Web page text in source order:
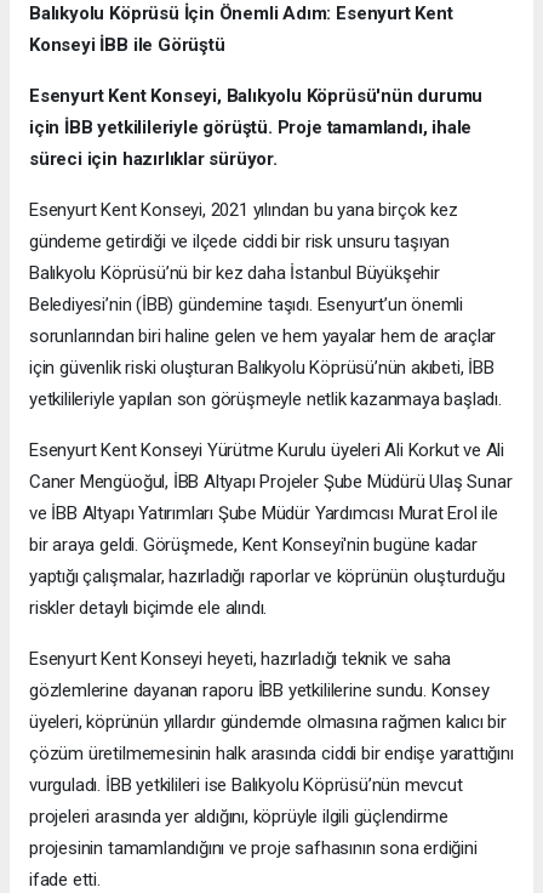
Balıkyolu Köprüsü İçin Önemli Adım: Esenyurt Kent
Konseyi İBB ile Görüştü
Esenyurt Kent Konseyi, Balıkyolu Köprüsü'nün durumu
için İBB yetkilileriyle görüştü. Proje tamamlandı, ihale
süreci için hazırlıklar sürüyor.
Esenyurt Kent Konseyi, 2021 yılından bu yana birçok kez
gündeme getirdiği ve ilçede ciddi bir risk unsuru taşıyan
Balıkyolu Köprüsü’nü bir kez daha İstanbul Büyükşehir
Belediyesi’nin (İBB) gündemine taşıdı. Esenyurt’un önemli
sorunlarından biri haline gelen ve hem yayalar hem de araçlar
için güvenlik riski oluşturan Balıkyolu Köprüsü’nün akıbeti, İBB
yetkilileriyle yapılan son görüşmeyle netlik kazanmaya başladı.
Esenyurt Kent Konseyi Yürütme Kurulu üyeleri Ali Korkut ve Ali
Caner Mengüoğul, İBB Altyapı Projeler Şube Müdürü Ulaş Sunar
ve İBB Altyapı Yatırımları Şube Müdür Yardımcısı Murat Erol ile
bir araya geldi. Görüşmede, Kent Konseyi'nin bugüne kadar
yaptığı çalışmalar, hazırladığı raporlar ve köprünün oluşturduğu
riskler detaylı biçimde ele alındı.
Esenyurt Kent Konseyi heyeti, hazırladığı teknik ve saha
gözlemlerine dayanan raporu İBB yetkililerine sundu. Konsey
üyeleri, köprünün yıllardır gündemde olmasına rağmen kalıcı bir
çözüm üretilmemesinin halk arasında ciddi bir endişe yarattığını
vurguladı. İBB yetkilileri ise Balıkyolu Köprüsü’nün mevcut
projeleri arasında yer aldığını, köprüyle ilgili güçlendirme
projesinin tamamlandığını ve proje safhasının sona erdiğini
ifade etti.